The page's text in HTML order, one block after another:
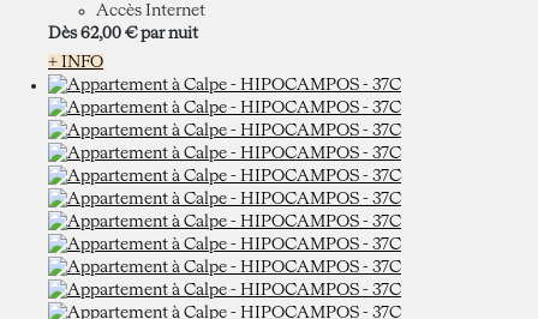
Accès Internet
Dès 62,00 € par nuit
+ INFO